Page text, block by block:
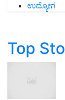
ಉದ್ಯೋಗ
Top